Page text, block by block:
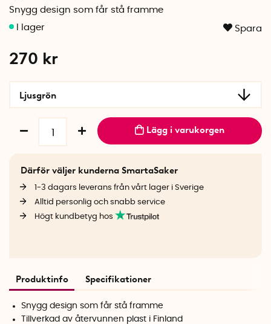
Snygg design som får stå framme
Spara
270 kr
Ljusgrön
Lägg i varukorgen
Därför väljer kunderna SmartaSaker
1-3 dagars leverans från vårt lager i Sverige
Alltid personlig och snabb service
Högt kundbetyg hos
Produktinfo Specifikationer
Snygg design som får stå framme
Tillverkad av återvunnen plast i Finland